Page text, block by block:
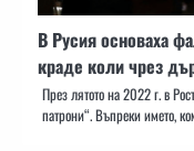
В Русия основаха
краде коли чрез
През лятото на 2022 г. в
патрони“. Въпреки името,